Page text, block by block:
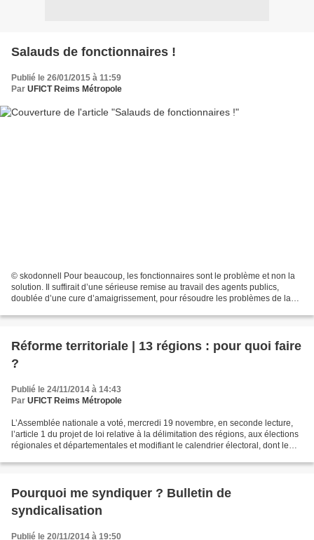
Salauds de fonctionnaires !
Publié le 26/01/2015 à 11:59
Par UFICT Reims Métropole
© skodonnell Pour beaucoup, les fonctionnaires sont le problème et non la
solution. Il suffirait d’une sérieuse remise au travail des agents publics,
doublée d’une cure d’amaigrissement, pour résoudre les problèmes de la
Réforme territoriale | 13 régions : pour quoi faire
?
Publié le 24/11/2014 à 14:43
Par UFICT Reims Métropole
L’Assemblée nationale a voté, mercredi 19 novembre, en seconde lecture,
l’article 1 du projet de loi relative à la délimitation des régions, aux élections
régionales et départementales et modifiant le calendrier électoral, dont le
Pourquoi me syndiquer ? Bulletin de
syndicalisation
Publié le 20/11/2014 à 19:50